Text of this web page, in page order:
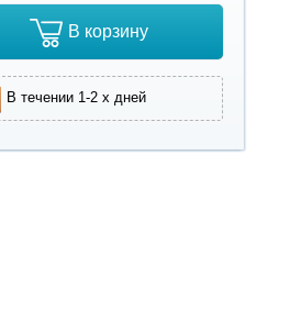
В корзину
В течении 1-2 х дней